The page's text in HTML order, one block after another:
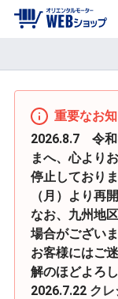
企業情報
カート
重要なお
2026.8.7 令和
まへ、心より
停止しており
（月）より再
なお、九州地
場合がございま
お客様にはご
解のほどよろ
2026.7.22 ク